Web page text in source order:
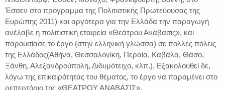
Έσσεν στο πρόγραμμα της Πολιτιστικής Πρωτεύουσας της
Ευρώπης 2011) και αργότερα για την Ελλάδα την παραγωγή
ανέλαβε η πολιτιστική εταιρεία «Θεάτρου Ανάβασις», και
παρουσίασε το έργο (στην ελληνική γλώσσα) σε πολλές πόλεις
της Ελλάδος(Αθήνα, Θεσσαλονίκη, Περαία, Καβάλα, Θάσο,
Ξάνθη, Αλεξανδρούπολη, Διδυμότειχο, κλπ.). Εξακολουθεί δε,
λόγω της επικαιρότητας του θέματος, το έργο να παραμένει στο
ρεπερτόριο της «ΘΕΑΤΡΟΥ ΑΝΑΒΑΣΙΣ».